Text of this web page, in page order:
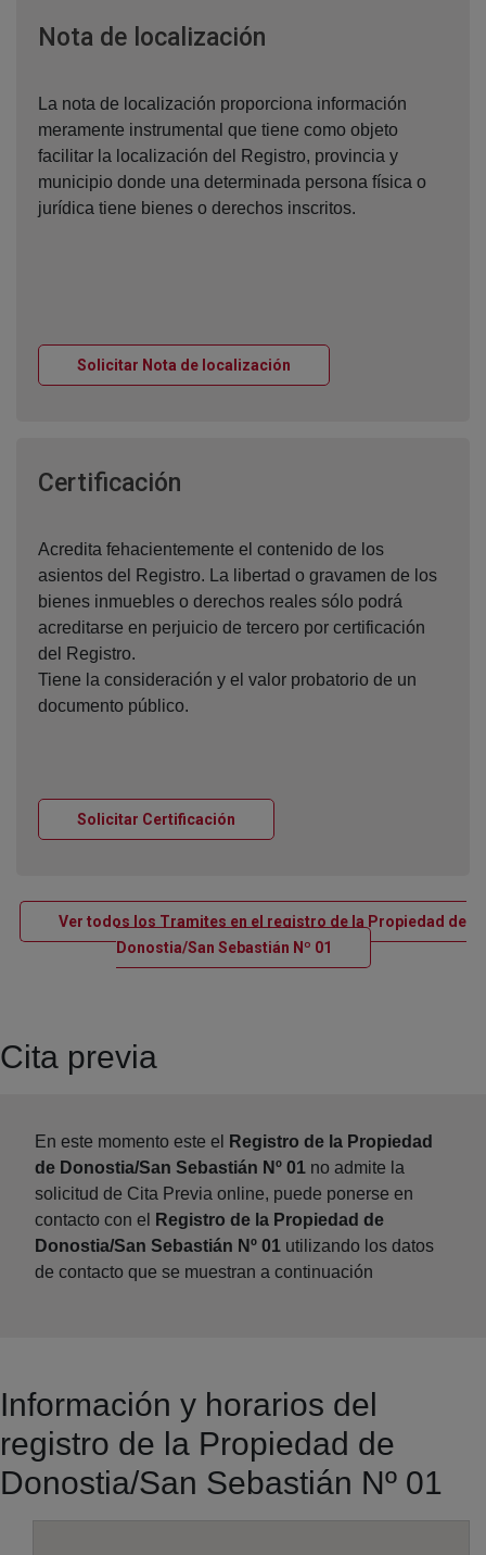
Nota de localización
La nota de localización proporciona información
meramente instrumental que tiene como objeto
facilitar la localización del Registro, provincia y
municipio donde una determinada persona física o
jurídica tiene bienes o derechos inscritos.
Solicitar Nota de localización
Certificación
Acredita fehacientemente el contenido de los
asientos del Registro. La libertad o gravamen de los
bienes inmuebles o derechos reales sólo podrá
acreditarse en perjuicio de tercero por certificación
del Registro.
Tiene la consideración y el valor probatorio de un
documento público.
Solicitar Certificación
Ver todos los Tramites en el registro de la Propiedad de
Donostia/San Sebastián Nº 01 Ventana nueva
Cita previa
En este momento este el
Registro de la Propiedad
de Donostia/San Sebastián Nº 01 no admite la
solicitud de Cita Previa online, puede ponerse en
contacto con el
Registro de la Propiedad de
Donostia/San Sebastián Nº 01 utilizando los datos
de contacto que se muestran a continuación
Información y horarios del
registro de la Propiedad de
Donostia/San Sebastián Nº 01